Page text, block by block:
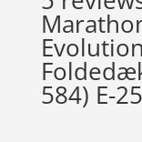
584) E-